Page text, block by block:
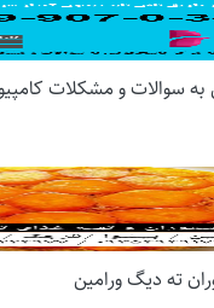
سوالات و مشکلات
ته دیگ ورامین